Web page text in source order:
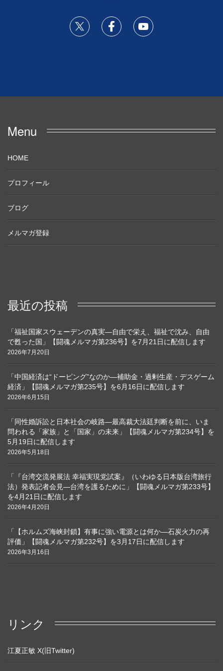
Menu
HOME
プロフィール
ブログ
メルマガ登録
最近の投稿
「福祉国家スウェーデンの真実―自由で栄え、福祉で沈み、自由
で甦った国」【闘魂メルマガ第236号】を7月21日に配信します
2026年7月20日
「中国経済は“ドーピング”なのか―補助金・過剰生産・デスゲーム
経済」【闘魂メルマガ第235号】を6月16日に配信します
2026年6月15日
「同性婚訴訟と日本社会の岐路―最高裁大法廷判断を前に、いま
問われる「家族」と「国家」の未来」【闘魂メルマガ第234号】を
5月19日に配信します
2026年5月18日
「『台湾交流発展法 幸福実現党試案』（いわゆる日本版台湾旅行
法）発表記者会見―台湾を護るために」【闘魂メルマガ第233号】
を4月21日に配信します
2026年4月20日
「【ホルムズ海峡封鎖】有事に強い電源とは何か―石炭火力の再
評価」【闘魂メルマガ第232号】を3月17日に配信します
2026年3月16日
リンク
江夏正敏 X(旧Twitter)